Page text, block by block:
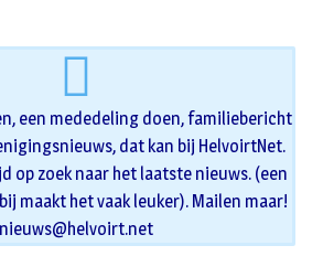
een mededeling doen, familiebericht
dat kan bij HelvoirtNet.
op zoek naar het laatste nieuws. (een
maakt het vaak leuker). Mailen maar!
nieuws@helvoirt.net